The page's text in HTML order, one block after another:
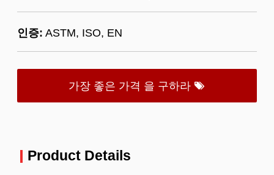
인증: ASTM, ISO, EN
가장 좋은 가격 을 구하라
Product Details